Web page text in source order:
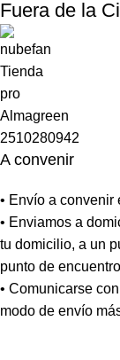
Fuera de la
A convenir
• Envío a convenir
• Enviamos a
tu domicilio, a un
punto de
• Comunicarse
modo de envío